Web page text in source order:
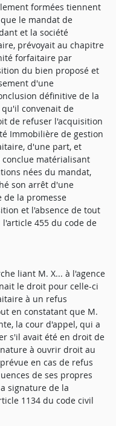
formées tiennent
le mandat de
et la société
prévoyait au chapitre
forfaitaire par
du bien proposé et
d'une
définitive de la
convenait de
de refuser l'acquisition
Immobilière de gestion
d'une part, et
matérialisant
nées du mandat,
son arrêt d'une
la promesse
et l'absence de tout
455 du code de
liant M. X... à l'agence
le droit pour celle-ci
à un refus
en constatant que M.
la cour d'appel, qui a
s'il avait été en droit de
à ouvrir droit au
en cas de refus
de ses propres
signature de la
1134 du code civil